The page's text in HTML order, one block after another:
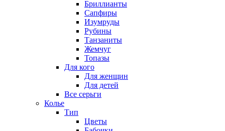
Бриллианты
Сапфиры
Изумруды
Рубины
Танзаниты
Жемчуг
Топазы
Для кого
Для женщин
Для детей
Все серьги
Колье
Тип
Цветы